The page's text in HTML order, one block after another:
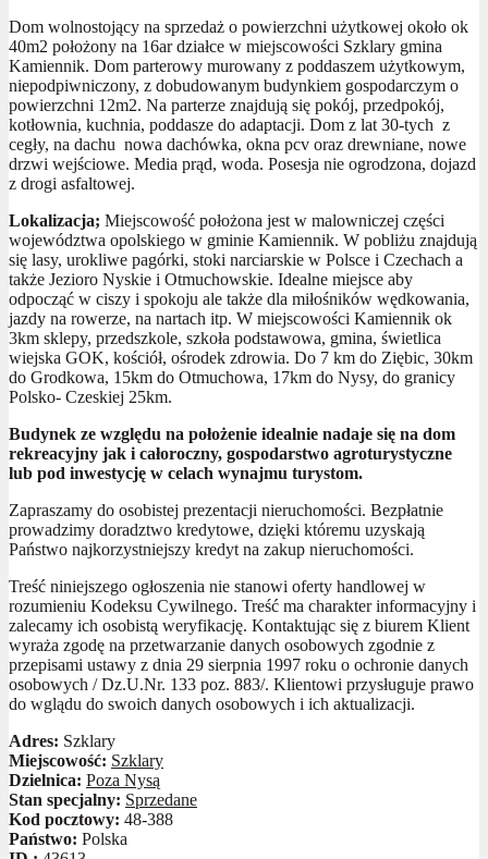
Dom wolnostojący na sprzedaż o powierzchni użytkowej około ok
40m2 położony na 16ar działce w miejscowości Szklary gmina
Kamiennik. Dom parterowy murowany z poddaszem użytkowym,
niepodpiwniczony, z dobudowanym budynkiem gospodarczym o
powierzchni 12m2. Na parterze znajdują się pokój, przedpokój,
kotłownia, kuchnia, poddasze do adaptacji. Dom z lat 30-tych z
cegły, na dachu nowa dachówka, okna pcv oraz drewniane, nowe
drzwi wejściowe. Media prąd, woda. Posesja nie ogrodzona, dojazd
z drogi asfaltowej.
Lokalizacja; Miejscowość położona jest w malowniczej części
województwa opolskiego w gminie Kamiennik. W pobliżu znajdują
się lasy, urokliwe pagórki, stoki narciarskie w Polsce i Czechach a
także Jezioro Nyskie i Otmuchowskie. Idealne miejsce aby
odpocząć w ciszy i spokoju ale także dla miłośników wędkowania,
jazdy na rowerze, na nartach itp. W miejscowości Kamiennik ok
3km sklepy, przedszkole, szkoła podstawowa, gmina, świetlica
wiejska GOK, kościół, ośrodek zdrowia. Do 7 km do Ziębic, 30km
do Grodkowa, 15km do Otmuchowa, 17km do Nysy, do granicy
Polsko- Czeskiej 25km.
Budynek ze względu na położenie idealnie nadaje się na dom
rekreacyjny jak i całoroczny, gospodarstwo agroturystyczne
lub pod inwestycję w celach wynajmu turystom.
Zapraszamy do osobistej prezentacji nieruchomości. Bezpłatnie
prowadzimy doradztwo kredytowe, dzięki któremu uzyskają
Państwo najkorzystniejszy kredyt na zakup nieruchomości.
Treść niniejszego ogłoszenia nie stanowi oferty handlowej w
rozumieniu Kodeksu Cywilnego. Treść ma charakter informacyjny i
zalecamy ich osobistą weryfikację. Kontaktując się z biurem Klient
wyraża zgodę na przetwarzanie danych osobowych zgodnie z
przepisami ustawy z dnia 29 sierpnia 1997 roku o ochronie danych
osobowych / Dz.U.Nr. 133 poz. 883/. Klientowi przysługuje prawo
do wglądu do swoich danych osobowych i ich aktualizacji.
Adres: Szklary
Miejscowość: Szklary
Dzielnica: Poza Nysą
Stan specjalny: Sprzedane
Kod pocztowy: 48-388
Państwo: Polska